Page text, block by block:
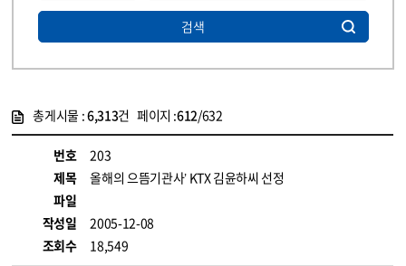
검색
총게시물 :6,313건 페이지 :612/632
번호
203
제목
올해의 으뜸기관사’ KTX 김윤하씨 선정
파일
작성일
2005-12-08
조회수
18,549